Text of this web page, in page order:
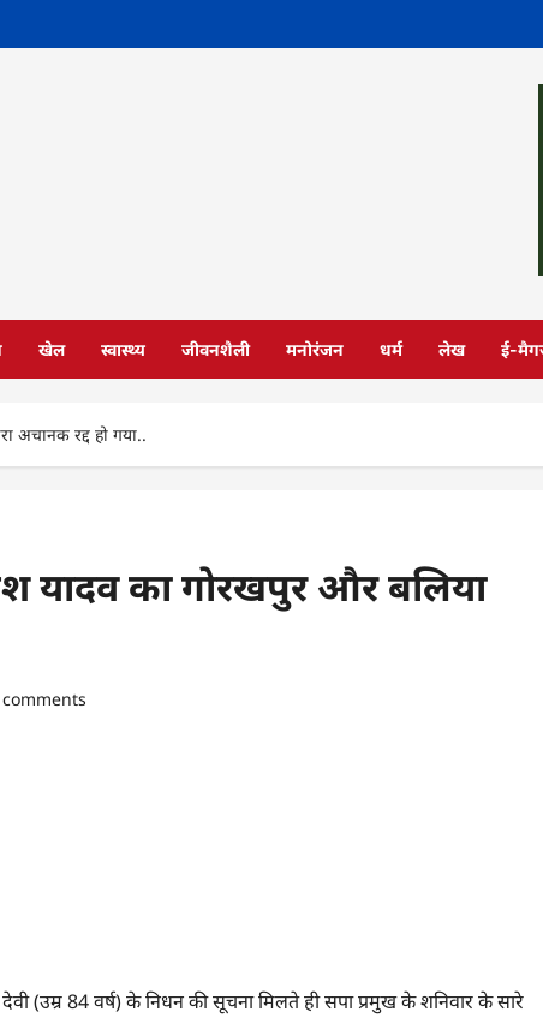
खेल स्वास्थ्य जीवनशैली मनोरंजन धर्म लेख ई-
अचानक रद्द हो गया..
यादव का गोरखपुर और बलिया
(उम्र 84 वर्ष) के निधन की सूचना मिलते ही सपा प्रमुख के शनिवार के सारे